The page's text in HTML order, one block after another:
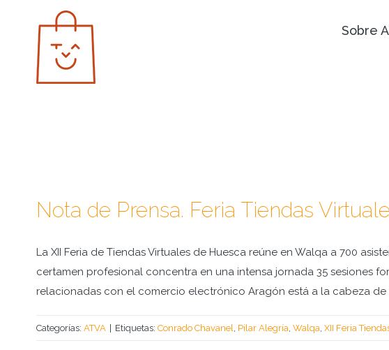
contenido
Sobre
Nota de Prensa. Feria Tiendas
La XII Feria de Tiendas Virtuales de Huesca reúne en Walqa a 700
certamen profesional concentra en una intensa jornada 35 sesiones
relacionadas con el comercio electrónico Aragón está a la cabeza
Categorías: ATVA Etiquetas: Conrado Chavanel, Pilar Alegría, Walqa, XII Feria